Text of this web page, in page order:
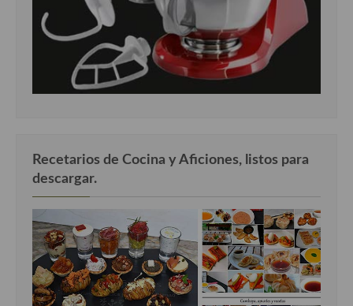
Recetarios de Cocina y Aficiones, listos para
descargar.